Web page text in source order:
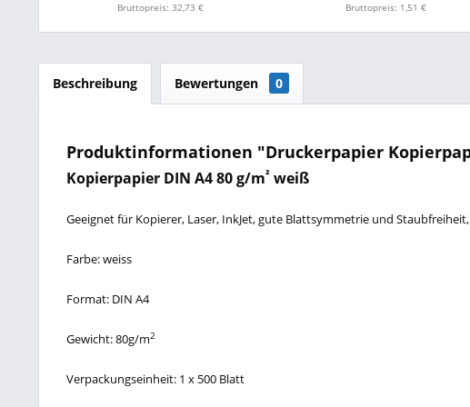
Bruttopreis: 32,73 € Bruttopreis: 1,51 €
Beschreibung Bewertungen 0
Produktinformationen "Druckerpapier
Kopierpapier DIN A4 80 g/m² weiß
Geeignet für Kopierer, Laser, InkJet, gute Blattsymmetrie und
Farbe: weiss
Format: DIN A4
Gewicht: 80g/m2
Verpackungseinheit: 1 x 500 Blatt